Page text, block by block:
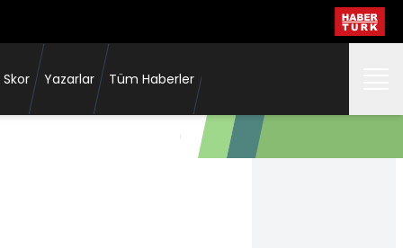
Skor Yazarlar Tüm Haberler
Zsanett Bernadett Kajan,